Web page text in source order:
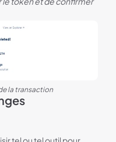
la transaction